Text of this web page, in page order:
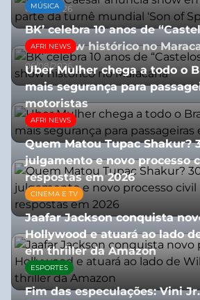
05/08/2026
MÚSICA
BK’ celebra 10 anos de
com show histórico no
06/08/2026
AFRI NEWS
Uber Mulher chega a todo o
mais segurança para
motoristas
10/07/2026
AFRI NEWS
Quem Matou Tupac Shakur?
julgamento e novo processo
respostas em 2026
05/08/2026
CINEMA E TV
Jaafar Jackson conquista
Hollywood e atuará ao lado
em thriller da Amazon
06/08/2026
ESPORTES
Fim das especulações: Vini